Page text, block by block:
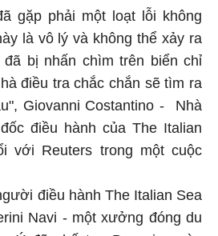
gặp phải một loạt lỗi không
là vô lý và không thể xảy ra
bị nhấn chìm trên biển chỉ
điều tra chắc chắn sẽ tìm ra
Giovanni Costantino - Nhà
điều hành của The Italian
với Reuters trong một cuộc
điều hành The Italian Sea
Navi - một xưởng đóng du